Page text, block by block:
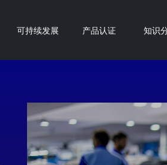
可持续发展 产品认证 知识